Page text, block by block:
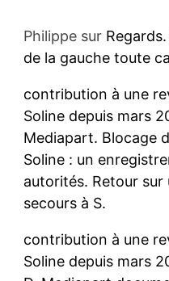
Philippesur
de la gauche toute
contribution à une
Soline depuis mars
Mediapart. Blocage
Soline : un
autorités. Retour
secours à S.
contribution à une
Soline depuis mars